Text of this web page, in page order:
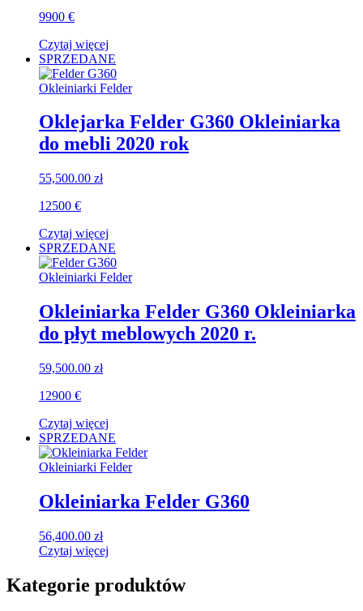
9900 €
Czytaj więcej
SPRZEDANE
Okleiniarki Felder
Oklejarka Felder G360 Okleiniarka
do mebli 2020 rok
55,500.00 zł
12500 €
Czytaj więcej
SPRZEDANE
Okleiniarki Felder
Okleiniarka Felder G360 Okleiniarka
do płyt meblowych 2020 r.
59,500.00 zł
12900 €
Czytaj więcej
SPRZEDANE
Okleiniarki Felder
Okleiniarka Felder G360
56,400.00 zł
Czytaj więcej
Kategorie produktów